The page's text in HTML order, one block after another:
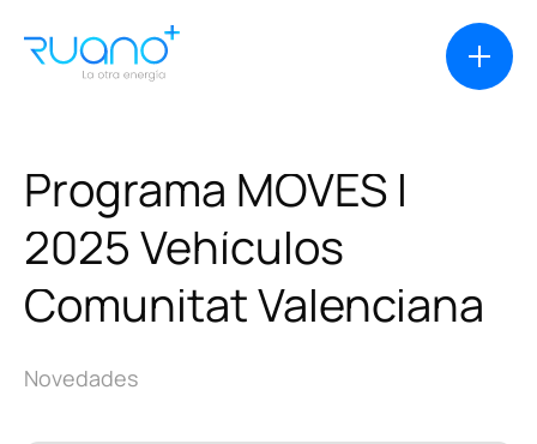
Soluciones
Casos de éxito
Productos
Programa MOVES I
2025Vehículos
ComunitatValenciana
Novedades